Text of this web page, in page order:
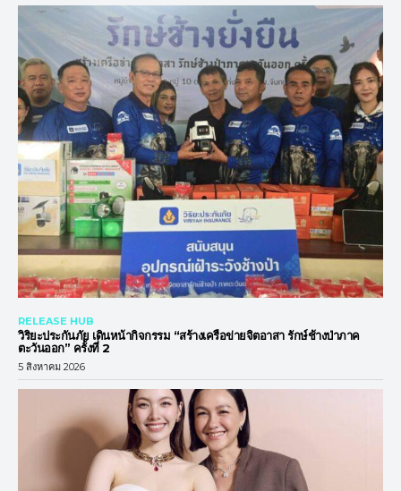
RELEASE HUB
วิริยะประกันภัย เดินหน้ากิจกรรม “สร้างเครือข่ายจิตอาสา รักษ์ช้างป่าภาค
ตะวันออก” ครั้งที่ 2
5 สิงหาคม 2026